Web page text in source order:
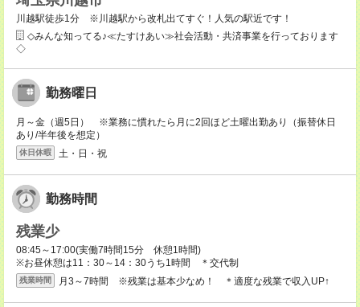
川越駅徒歩1分 ※川越駅から改札出てすぐ！人気の駅近です！
◇みんな知ってる♪≪たすけあい≫社会活動・共済事業を行っております
◇
勤務曜日
月～金（週5日） ※業務に慣れたら月に2回ほど土曜出勤あり（振替休日
あり/半年後を想定）
休日休暇 土・日・祝
勤務時間
残業少
08:45～17:00(実働7時間15分 休憩1時間)
※お昼休憩は11：30～14：30うち1時間 ＊交代制
残業時間 月3～7時間 ※残業は基本少なめ！ ＊適度な残業で収入UP↑